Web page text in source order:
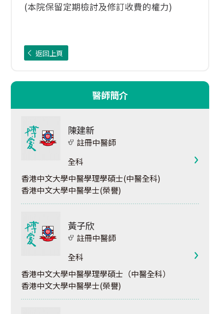
(本院保留定期檢討及修訂收費的權力)
返回上頁
醫師簡介
陳建新
註冊中醫師
全科
香港中文大學中醫學理學碩士(中醫全科)
香港中文大學中醫學士(榮譽)
黃子欣
註冊中醫師
全科
香港中文大學中醫學理學碩士（中醫全科）
香港中文大學中醫學士(榮譽)